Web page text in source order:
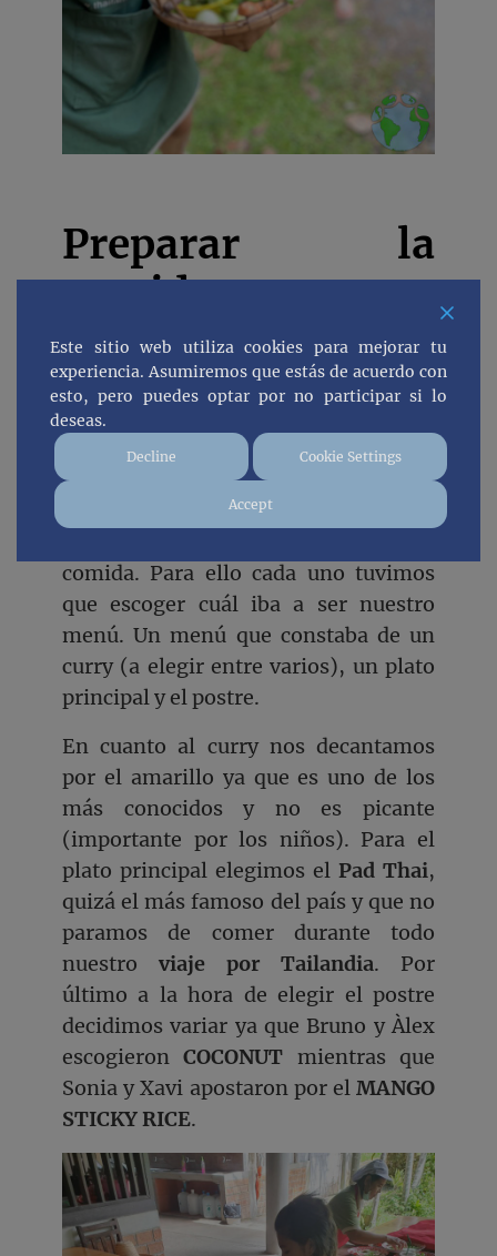
Preparar la
comida
tradicional
tailandesa
Después de la primera parte de la
experiencia llegaba el momento
comida. Para ello cada uno tuvimos
que escoger cuál iba a ser nuestro
menú. Un menú que constaba de un
curry (a elegir entre varios), un plato
principal y el postre.
En cuanto al curry nos decantamos
por el amarillo ya que es uno de los
más conocidos y no es picante
(importante por los niños). Para el
plato principal elegimos el Pad Thai,
quizá el más famoso del país y que no
paramos de comer durante todo
nuestro viaje por Tailandia. Por
último a la hora de elegir el postre
decidimos variar ya que Bruno y Àlex
escogieronCOCONUT mientras que
Sonia y Xavi apostaron por el MANGO
STICKY RICE.
Este sitio web utiliza cookies para mejorar tu
experiencia. Asumiremos que estás de acuerdo con
esto, pero puedes optar por no participar si lo
deseas.
Decline Cookie Settings
Accept